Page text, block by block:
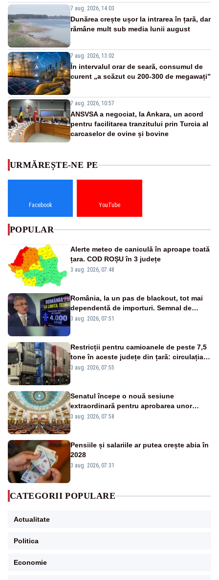
7 aug. 2026, 14:03
Dunărea crește ușor la intrarea în țară, dar
rămâne mult sub media lunii august
7 aug. 2026, 13:02
În intervalul orar de seară, consumul de
curent „a scăzut cu 200-300 de megawați”
7 aug. 2026, 10:57
ANSVSA a negociat, la Ankara, un acord
pentru facilitarea tranzitului prin Turcia al
carcaselor de ovine și bovine
URMĂREȘTE-NE PE
Facebook YouTube
POPULAR
Alerte meteo de caniculă în aproape toată
țara. COD ROȘU în 3 județe
3 aug. 2026, 07:48
România, la un pas de blackout, tot mai
dependentă de importuri. Semnal de
alarmă tras de un expert în energie
3 aug. 2026, 07:51
Restricții pentru camioanele de peste 7,5
tone în aceste județe din țară: circulația
este interzisă luni, între orele 12:00 și
3 aug. 2026, 07:55
Senatul începe o nouă sesiune
extraordinară pentru aprobarea unor
jaloane din PNRR
3 aug. 2026, 07:58
Pensiile și salariile ar putea crește abia în
2028
3 aug. 2026, 07:31
CATEGORII POPULARE
Actualitate
Politica
Economie